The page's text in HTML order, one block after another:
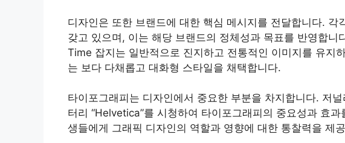
디자인은 또한 브랜드에 대한 핵심 메시지를 전달합니다. 각
갖고 있으며, 이는 해당 브랜드의 정체성과 목표를 반영합
Time 잡지는 일반적으로 진지하고 전통적인 이미지를 유지
는 보다 다채롭고 대화형 스타일을 채택합니다.
타이포그래피는 디자인에서 중요한 부분을 차지합니다. 저
터리 “Helvetica”를 시청하여 타이포그래피의 중요성과 효
생들에게 그래픽 디자인의 역할과 영향에 대한 통찰력을 제